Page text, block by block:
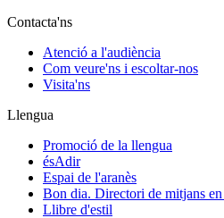
Contacta'ns
Atenció a l'audiència
Com veure'ns i escoltar-nos
Visita'ns
Llengua
Promoció de la llengua
ésAdir
Espai de l'aranès
Bon dia. Directori de mitjans en
Llibre d'estil